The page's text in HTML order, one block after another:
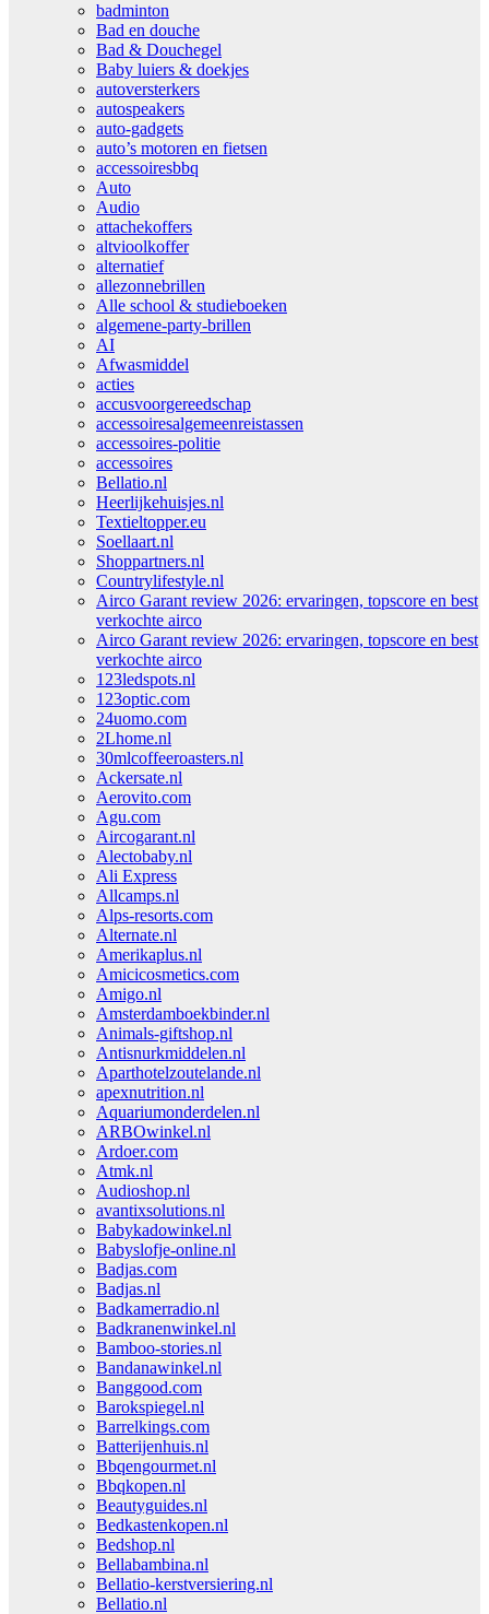
badminton
Bad en douche
Bad & Douchegel
Baby luiers & doekjes
autoversterkers
autospeakers
auto-gadgets
auto’s motoren en fietsen
accessoiresbbq
Auto
Audio
attachekoffers
altvioolkoffer
alternatief
allezonnebrillen
Alle school & studieboeken
algemene-party-brillen
AI
Afwasmiddel
acties
accusvoorgereedschap
accessoiresalgemeenreistassen
accessoires-politie
accessoires
Bellatio.nl
Heerlijkehuisjes.nl
Textieltopper.eu
Soellaart.nl
Shoppartners.nl
Countrylifestyle.nl
Airco Garant review 2026: ervaringen, topscore en best
verkochte airco
Airco Garant review 2026: ervaringen, topscore en best
verkochte airco
123ledspots.nl
123optic.com
24uomo.com
2Lhome.nl
30mlcoffeeroasters.nl
Ackersate.nl
Aerovito.com
Agu.com
Aircogarant.nl
Alectobaby.nl
Ali Express
Allcamps.nl
Alps-resorts.com
Alternate.nl
Amerikaplus.nl
Amicicosmetics.com
Amigo.nl
Amsterdamboekbinder.nl
Animals-giftshop.nl
Antisnurkmiddelen.nl
Aparthotelzoutelande.nl
apexnutrition.nl
Aquariumonderdelen.nl
ARBOwinkel.nl
Ardoer.com
Atmk.nl
Audioshop.nl
avantixsolutions.nl
Babykadowinkel.nl
Babyslofje-online.nl
Badjas.com
Badjas.nl
Badkamerradio.nl
Badkranenwinkel.nl
Bamboo-stories.nl
Bandanawinkel.nl
Banggood.com
Barokspiegel.nl
Barrelkings.com
Batterijenhuis.nl
Bbqengourmet.nl
Bbqkopen.nl
Beautyguides.nl
Bedkastenkopen.nl
Bedshop.nl
Bellabambina.nl
Bellatio-kerstversiering.nl
Bellatio.nl